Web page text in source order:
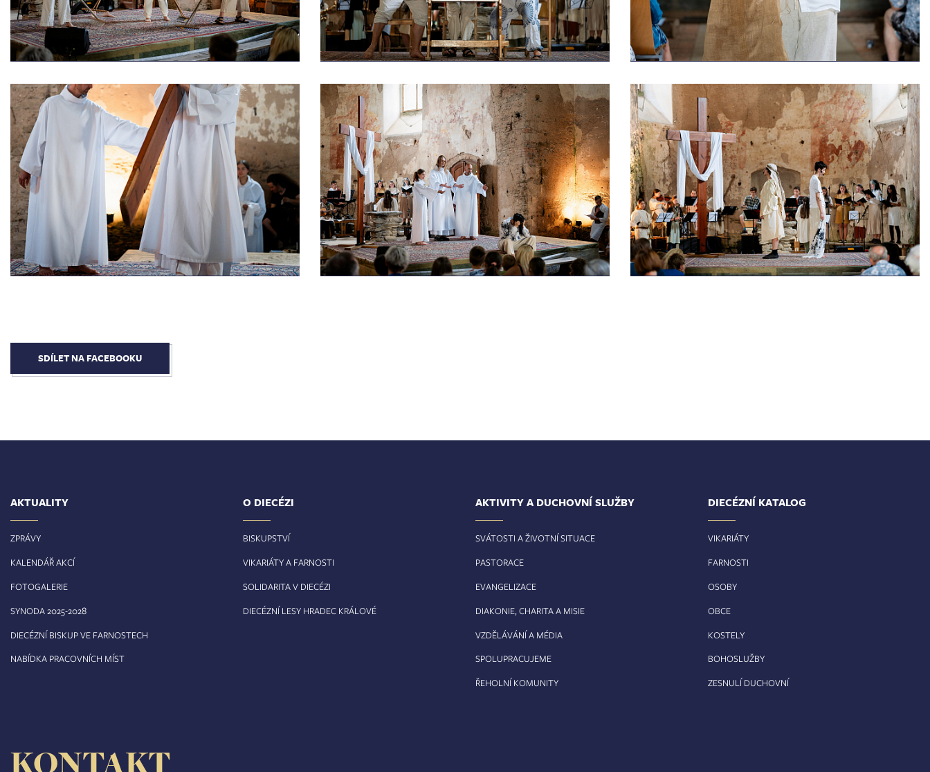
SDÍLET NA FACEBOOKU
AKTUALITY
ZPRÁVY
KALENDÁŘ AKCÍ
FOTOGALERIE
SYNODA 2025-2028
DIECÉZNÍ BISKUP VE FARNOSTECH
NABÍDKA PRACOVNÍCH MÍST
O DIECÉZI
BISKUPSTVÍ
VIKARIÁTY A FARNOSTI
SOLIDARITA V DIECÉZI
DIECÉZNÍ LESY HRADEC KRÁLOVÉ
AKTIVITY A DUCHOVNÍ SLUŽBY
SVÁTOSTI A ŽIVOTNÍ SITUACE
PASTORACE
EVANGELIZACE
DIAKONIE, CHARITA A MISIE
VZDĚLÁVÁNÍ A MÉDIA
SPOLUPRACUJEME
ŘEHOLNÍ KOMUNITY
DIECÉZNÍ KATALOG
VIKARIÁTY
FARNOSTI
OSOBY
OBCE
KOSTELY
BOHOSLUŽBY
ZESNULÍ DUCHOVNÍ
KONTAKT